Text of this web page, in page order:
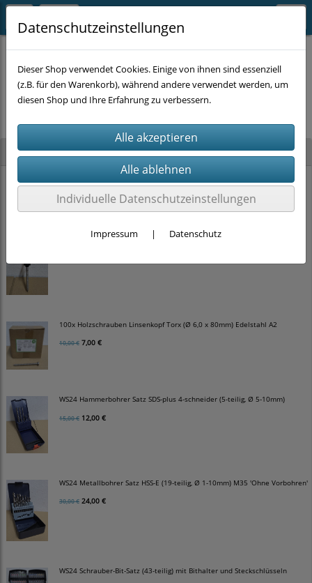
Neu im Shop
PRITEX Einhand-Bauschaumpistole mit PTFE Beschichtung (2K-Griff)
15,00 €
Stockschrauben Solar Edelstahl (M10 x 200mm, SW 7) DIN 6923 + EPDM
100x Holzschrauben Linsenkopf Torx (Ø 6,0 x 80mm) Edelstahl A2
10,00 € 7,00 €
WS24 Hammerbohrer Satz SDS-plus 4-schneider (5-teilig, Ø 5-10mm)
15,00 € 12,00 €
WS24 Metallbohrer Satz HSS-E (19-teilig, Ø 1-10mm) M35 'Ohne Vorbohren'
30,00 € 24,00 €
WS24 Schrauber-Bit-Satz (43-teilig) mit Bithalter und Steckschlüsseln
Es wurden leider keine Produkte gefunden.
Datenschutzeinstellungen
Dieser Shop verwendet Cookies. Einige von ihnen sind essenziell
(z.B. für den Warenkorb), während andere verwendet werden, um
diesen Shop und Ihre Erfahrung zu verbessern.
Individuelle Datenschutzeinstellungen
Impressum | Datenschutz